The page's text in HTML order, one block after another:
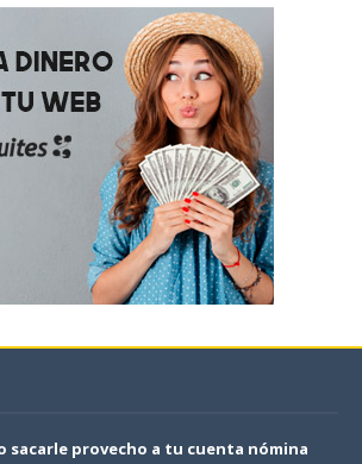
sacarle provecho a tu cuenta nómina